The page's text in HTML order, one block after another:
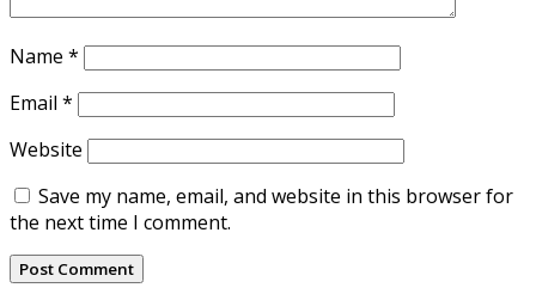
Name *
Email *
Website
Save my name, email, and website in this browser for
the next time I comment.